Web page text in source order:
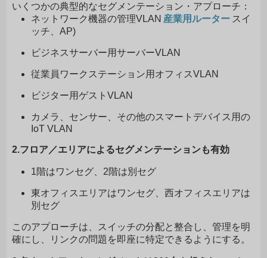
いくつかの典型的なセグメンテーション・アプローチ：
ネットワーク機器の管理VLAN 産業用ルーター スイ
ッチ、AP)
ビジネスサーバー用サーバーVLAN
従業員ワークステーション用オフィスVLAN
ビジター用ゲストVLAN
カメラ、センサー、その他のスマートデバイス用の
IoT VLAN
2.フロア／エリアによるセグメンテーションも有効
1階はワンセグ、2階は別セグ
東オフィスエリアはワンセグ、西オフィスエリアは
別セグ
このアプローチは、スイッチの分配と整合し、管理を明
確にし、リンクの問題を即座に特定できるようにする。